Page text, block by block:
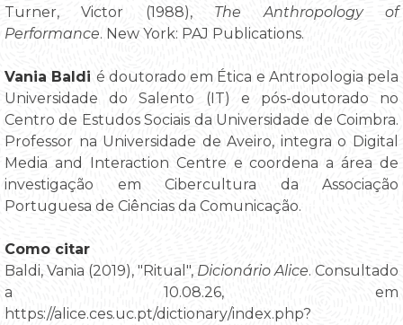
Turner, Victor (1988), The Anthropology of
Performance. New York: PAJ Publications.
Vania Baldi é doutorado em Ética e Antropologia pela
Universidade do Salento (IT) e pós-doutorado no
Centro de Estudos Sociais da Universidade de Coimbra.
Professor na Universidade de Aveiro, integra o Digital
Media and Interaction Centre e coordena a área de
investigação em Cibercultura da Associação
Portuguesa de Ciências da Comunicação.
Como citar
Baldi, Vania (2019), "Ritual", Dicionário Alice. Consultado
a 10.08.26, em
https://alice.ces.uc.pt/dictionary/index.php?